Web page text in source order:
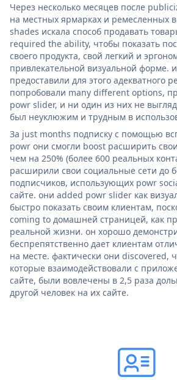
Через несколько месяцев после
на местных ярмарках и ремесленных
shades искала способ продавать
required the ability, чтобы показать
своего продукта, свой легкий и
привлекательной визуальной форме.
предоставили для этого адекватного
попробовали many different options,
powr slider, и ни один из них не
был неуклюжим и трудным в
За just months подписку с помощью
powr они смогли boost расширить
чем на 250% (более 600 реальных
расширили свои социальные сети до
подписчиков, использующих powr
сайте. они added powr slider как
быстро показать своим клиентам,
coming to домашней страницей, как
реальной жизни. он хорошо
беспрепятственно дает клиентам
на месте. фактически они discovered,
которые взаимодействовали с
сайте, были вовлечены в 2,5 раза
другой человек на их сайте.